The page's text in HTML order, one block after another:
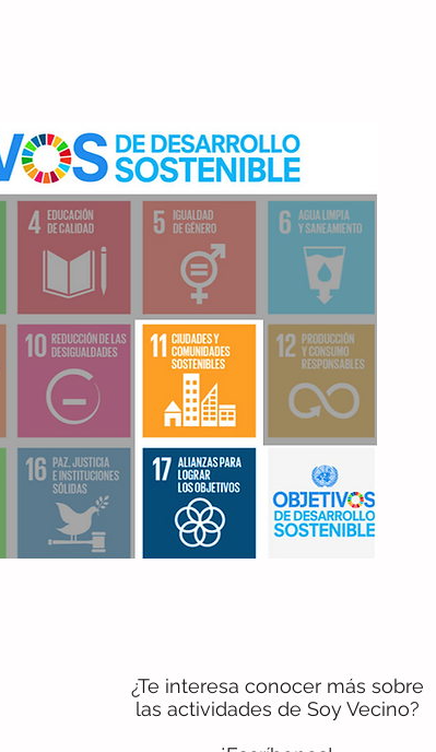
¿Te interesa conocer más sobre
las actividades de Soy Vecino?